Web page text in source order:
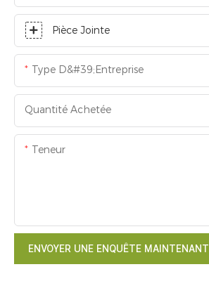
Pièce Jointe
Type D&#39;entreprise
Quantité Achetée
Teneur
ENVOYER UNE ENQUÊTE MAINTENANT